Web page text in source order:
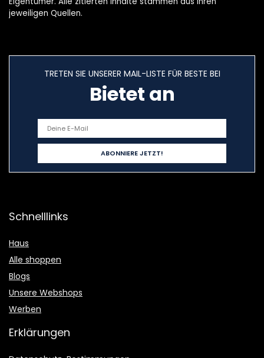
jeweiligen Quellen.
TRETEN SIE UNSERER MAIL-LISTE FÜR BESTE BEI
Bietet an
Schnelllinks
Haus
Alle shoppen
Blogs
Unsere Webshops
Werben
Erklärungen